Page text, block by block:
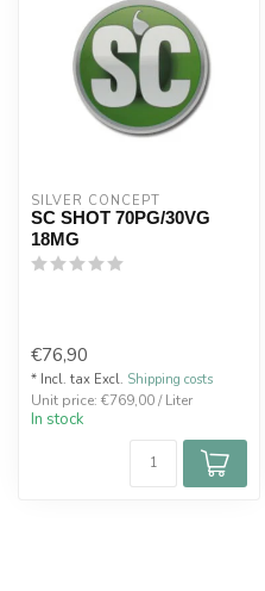
SILVER CONCEPT
SC SHOT 70PG/30VG
18MG
€76,90
* Incl. tax Excl. Shipping costs
Unit price: €769,00 / Liter
In stock